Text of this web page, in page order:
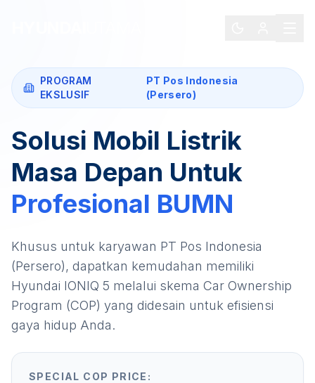
PROGRAM
EKSLUSIF
PT Pos Indonesia
(Persero)
Solusi Mobil Listrik
Masa Depan Untuk
Profesional BUMN
Khusus untuk karyawan PT Pos Indonesia
(Persero), dapatkan kemudahan memiliki
Hyundai IONIQ 5 melalui skema Car Ownership
Program (COP) yang didesain untuk efisiensi
gaya hidup Anda.
SPECIAL COP PRICE: